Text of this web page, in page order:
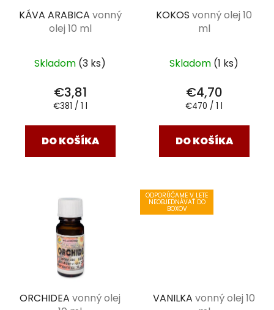
KÁVA ARABICA vonný
olej 10 ml
Skladom (3 ks)
€3,81
Jednotková
€381 / 1 l
DO KOŠÍKA
KOKOS vonný olej 10
ml
Skladom (1 ks)
€4,70
Jednotková
€470 / 1 l
DO KOŠÍKA
ORCHIDEA vonný olej
ODPORÚČAME V LETE
NEOBJEDNÁVAŤ DO
BOXOV
VANILKA vonný olej 10